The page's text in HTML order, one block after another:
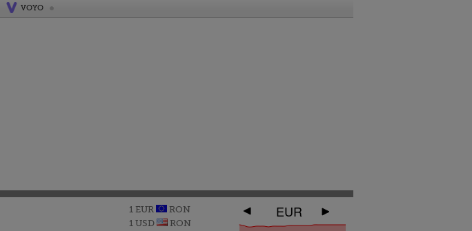
VOYO
1 EUR
RON
1 USD
RON
EUR